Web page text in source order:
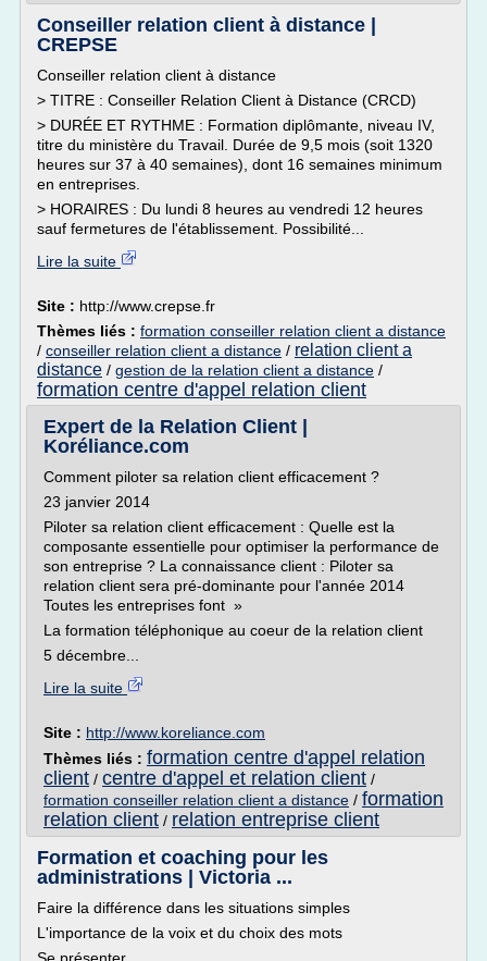
Conseiller relation client à distance |
CREPSE
Conseiller relation client à distance
> TITRE : Conseiller Relation Client à Distance (CRCD)
> DURÉE ET RYTHME : Formation diplômante, niveau IV,
titre du ministère du Travail. Durée de 9,5 mois (soit 1320
heures sur 37 à 40 semaines), dont 16 semaines minimum
en entreprises.
> HORAIRES : Du lundi 8 heures au vendredi 12 heures
sauf fermetures de l'établissement. Possibilité...
Lire la suite
Site : http://www.crepse.fr
Thèmes liés : formation conseiller relation client a distance
/ conseiller relation client a distance / relation client a
distance / gestion de la relation client a distance /
formation centre d'appel relation client
Expert de la Relation Client |
Koréliance.com
Comment piloter sa relation client efficacement ?
23 janvier 2014
Piloter sa relation client efficacement : Quelle est la
composante essentielle pour optimiser la performance de
son entreprise ? La connaissance client : Piloter sa
relation client sera pré-dominante pour l'année 2014
Toutes les entreprises font »
La formation téléphonique au coeur de la relation client
5 décembre...
Lire la suite
Site : http://www.koreliance.com
Thèmes liés : formation centre d'appel relation
client / centre d'appel et relation client /
formation conseiller relation client a distance / formation
relation client / relation entreprise client
Formation et coaching pour les
administrations | Victoria ...
Faire la différence dans les situations simples
L'importance de la voix et du choix des mots